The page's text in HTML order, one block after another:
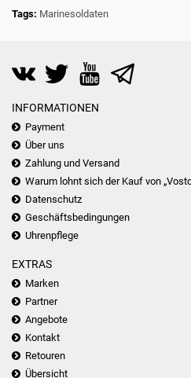
Tags: Marinesoldaten
INFORMATIONEN
Payment
Über uns
Zahlung und Versand
Warum lohnt sich der Kauf von
Datenschutz
Geschäftsbedingungen
Uhrenpflege
EXTRAS
Marken
Partner
Angebote
Kontakt
Retouren
Übersicht